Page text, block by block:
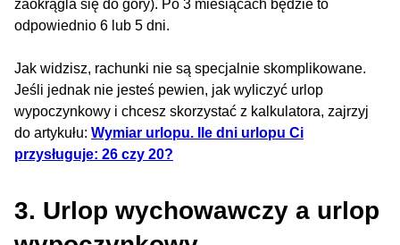
zaokrągla się do góry). Po 3 miesiącach będzie to
odpowiednio 6 lub 5 dni.
Jak widzisz, rachunki nie są specjalnie skomplikowane.
Jeśli jednak nie jesteś pewien, jak wyliczyć urlop
wypoczynkowy i chcesz skorzystać z kalkulatora, zajrzyj
do artykułu: Wymiar urlopu. Ile dni urlopu Ci
przysługuje: 26 czy 20?
3. Urlop wychowawczy a urlop